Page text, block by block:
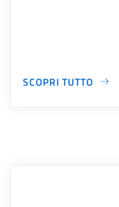
SCOPRI TUTTO